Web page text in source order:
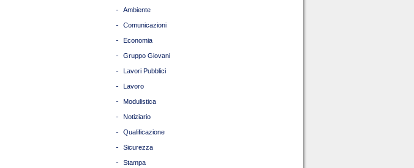
- Ambiente
- Comunicazioni
- Economia
- Gruppo Giovani
- Lavori Pubblici
- Lavoro
- Modulistica
- Notiziario
- Qualificazione
- Sicurezza
- Stampa